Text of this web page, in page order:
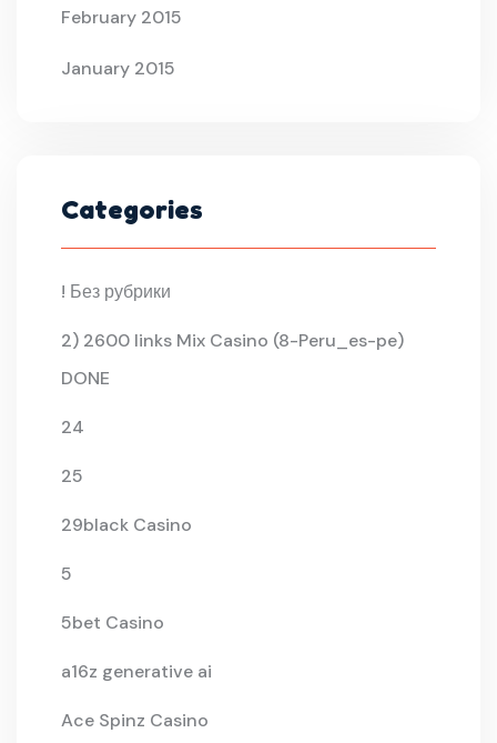
February 2015
January 2015
Categories
! Без рубрики
2) 2600 links Mix Casino (8-Peru_es-pe)
DONE
24
25
29black Casino
5
5bet Casino
a16z generative ai
Ace Spinz Casino